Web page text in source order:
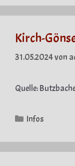
Kirch-
31.05.2024von
Quelle:
Kategorien
Infos